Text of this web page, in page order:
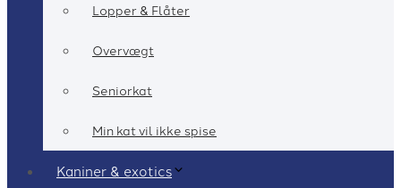
Lopper & Flåter
Overvægt
Seniorkat
Min kat vil ikke spise
Kaniner & exotics